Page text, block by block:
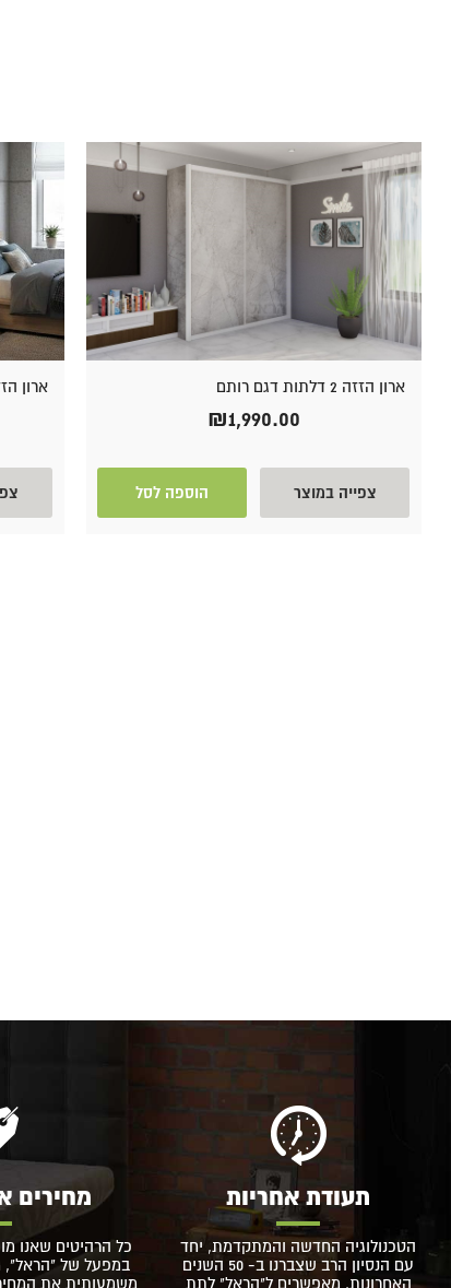
ארון הזזה 2 דלתות דגם רותם
₪1,990.00
צפייה במוצר הוספה לסל
ארון הזזה 2 דלתות
תעודת אחריות
הטכנולוגיה החדשה והמתקדמת, יחד
עם הנסיון הרב שצברנו ב- 50 השנים
האחרונות, מאפשרים ל"הראל" לתת
מחירים
כל הרהיטים שאנו
במפעל של "הראל",
משמעותית את